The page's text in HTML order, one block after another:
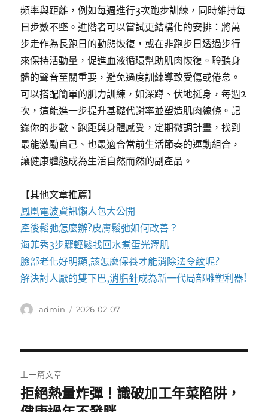
頻率與距離，例如每週進行3次跑步訓練，同時維持每
日步數不墜。進階者可以嘗試更結構化的安排：將萬
步走作為長跑日的動態恢復，或在非跑步日透過步行
來保持活動量，促進血液循環幫助肌肉恢復。聆聽身
體的聲音至關重要，避免過度訓練導致受傷或倦怠。
可以搭配簡單的肌力訓練，如深蹲、伏地挺身，每週2
次，這能進一步提升基礎代謝率並塑造肌肉線條。記
錄你的步數、跑距與身體感受，定期微調計畫，找到
最能激勵自己、也最適合當前生活節奏的運動組合，
讓健康體態成為生活自然而然的副產品。
【其他文章推薦】
鳳凰電波資訊懶人包大公開
產後鬆弛怎麼辦?皮膚鬆弛如何改善？
海菲秀3步驟輕鬆找回水煮蛋光澤肌
臉部老化好明顯,該怎麼保養才能消除法令紋呢?
解決討人厭的雙下巴,消脂針成為新一代局部雕塑利器!
作
admin
發
2026-02-07
章
上一篇文章
上
一
拒絕熱量炸彈！識破加工年菜陷阱，